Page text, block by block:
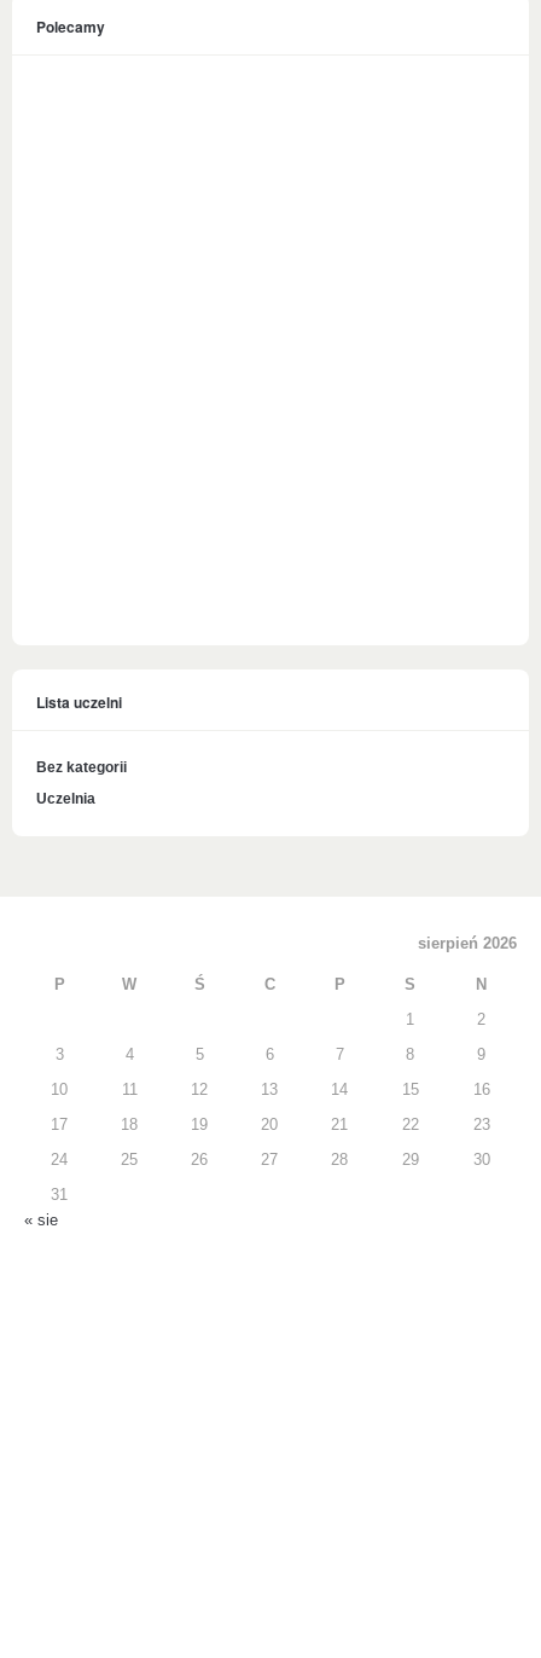
Polecamy
Lista uczelni
Bez kategorii
Uczelnia
sierpień 2026
P W Ś C P S N
1 2
3 4 5 6 7 8 9
10 11 12 13 14 15 16
17 18 19 20 21 22 23
24 25 26 27 28 29 30
31
« sie